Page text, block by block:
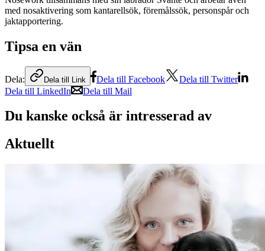
med nosaktivering som kantarellsök, föremålssök, personspår och
jaktapportering.
Tipsa en vän
Dela: Dela till Link Dela till Facebook
Dela till Twitter
Dela till LinkedIn
Dela till Mail
Du kanske också är intresserad av
Aktuellt